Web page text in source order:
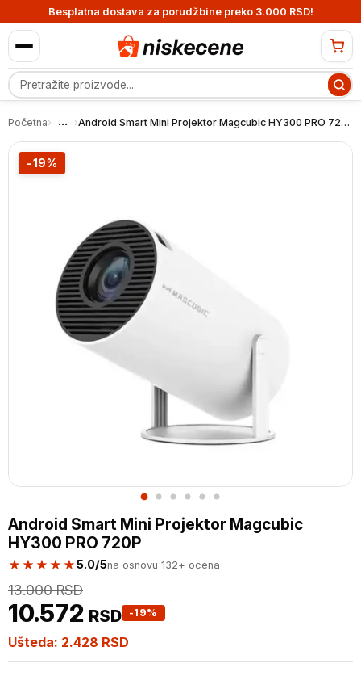
Besplatna dostava za porudžbine preko 3.000 RSD!
Pretraga proizvoda
Početna› ... › Android Smart Mini Projektor Magcubic HY300 PRO 720P
-19%
Android Smart Mini Projektor Magcubic
HY300 PRO 720P
★★★★★5.0/5na osnovu 132+ ocena
-19%
10.572 RSD
13.000RSD
Ušteda: 2.428 RSD